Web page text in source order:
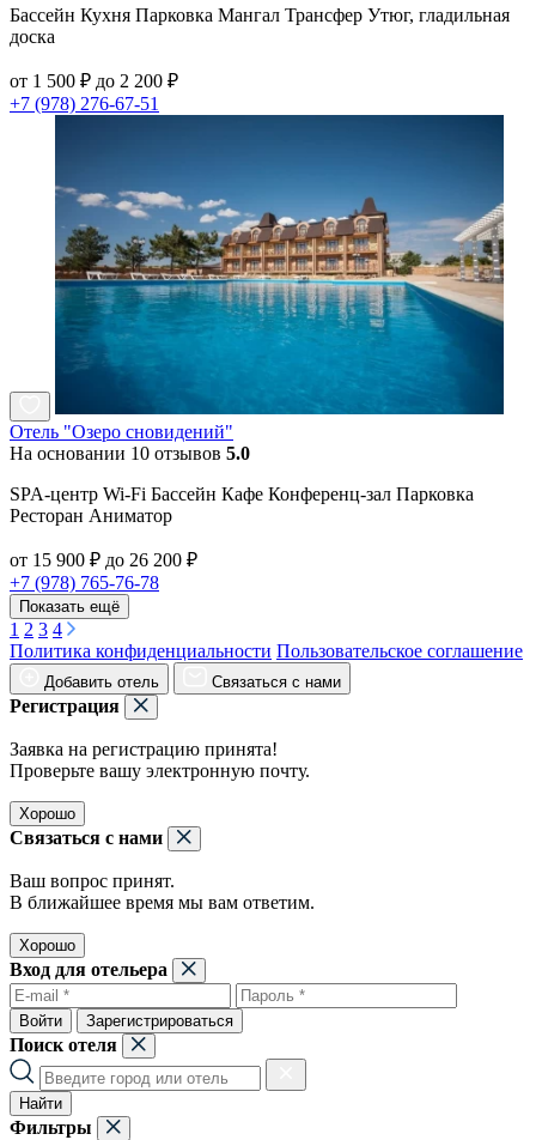
Бассейн Кухня Парковка Мангал Трансфер Утюг, гладильная
доска
от 1 500 ₽ до 2 200 ₽
+7 (978) 276-67-51
Отель "Озеро сновидений"
На основании 10 отзывов 5.0
SPA-центр Wi-Fi Бассейн Кафе Конференц-зал Парковка
Ресторан Аниматор
от 15 900 ₽ до 26 200 ₽
+7 (978) 765-76-78
Показать ещё
1 2 3 4
Политика конфиденциальности Пользовательское соглашение
Добавить отель Связаться с нами
Регистрация
Заявка на регистрацию принята!
Проверьте вашу электронную почту.
Хорошо
Связаться с нами
Ваш вопрос принят.
В ближайшее время мы вам ответим.
Хорошо
Вход для отельера
Войти Зарегистрироваться
Поиск отеля
Найти
Фильтры